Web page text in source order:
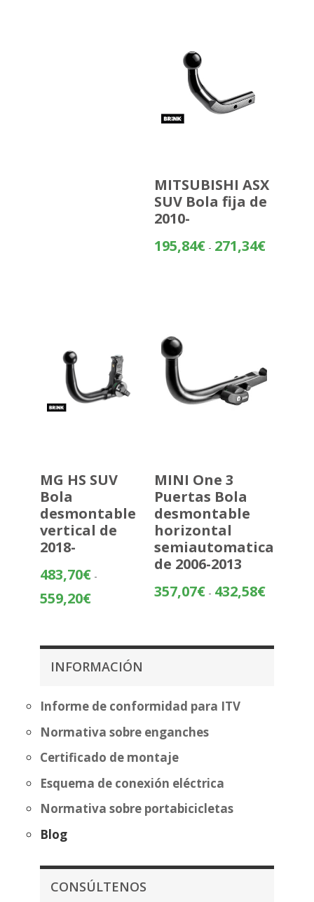
MITSUBISHI ASX
SUV Bola fija de
2010-
195,84€ - 271,34€Rango
MG HS SUV
Bola
desmontable
vertical de
2018-
483,70€ -
559,20€Rango
desde
hasta
MINI One 3
Puertas Bola
desmontable
horizontal
semiautomatica
de 2006-2013
357,07€ - 432,58€Rango
357,07€
INFORMACIÓN
Informe de conformidad para ITV
Normativa sobre enganches
Certificado de montaje
Esquema de conexión eléctrica
Normativa sobre portabicicletas
Blog
CONSÚLTENOS